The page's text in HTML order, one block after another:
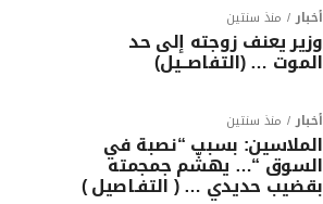
أخبار منذ سنتين
وزير يعنف زوجته إلى حد
الموت … (التفاصــيل)
أخبار منذ سنتين
الملاسين: بسبب “نصبة في
السوق “… يهشّم جمجمته
بقضيب حديدي … ( التفـاصيل )